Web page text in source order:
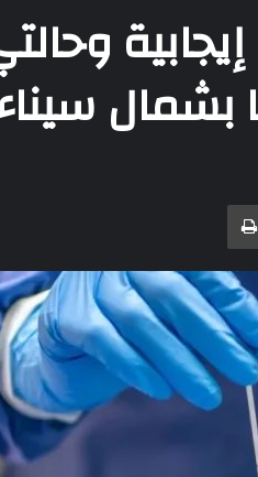
إيجابية
بشمال
طباعة